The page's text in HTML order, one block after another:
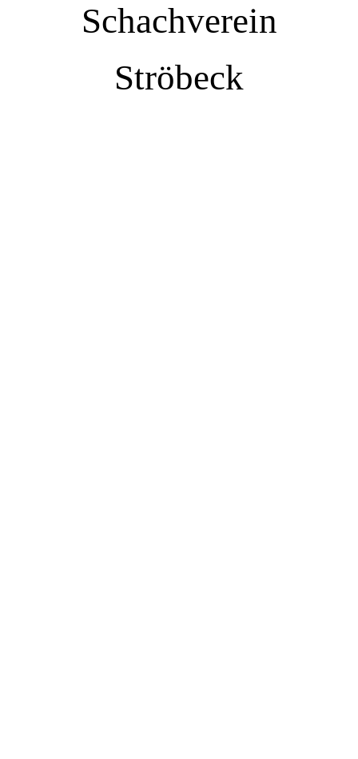
Schachverein
Ströbeck